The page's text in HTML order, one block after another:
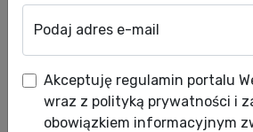
URSA przedstawia
referencyjne
Podaj adres e-mail
Akceptuję regulamin portalu
wraz z polityką prywatności i
obowiązkiem informacyjnym